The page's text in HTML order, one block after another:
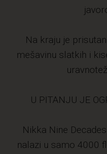
Na kraju je
mešavinu slatkih i
U PITANJU JE
Nikka Nine
nalazi u samo 4000